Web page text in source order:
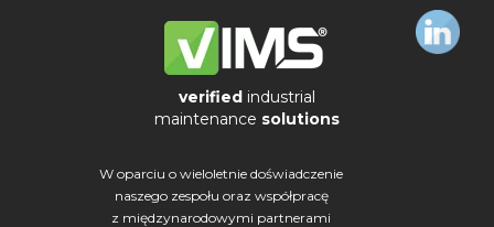
verified industrial
maintenance solutions
W oparciu o wieloletnie doświadczenie
naszego zespołu oraz współpracę
z międzynarodowymi partnerami